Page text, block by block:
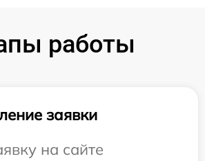
работы
заявки
на сайте